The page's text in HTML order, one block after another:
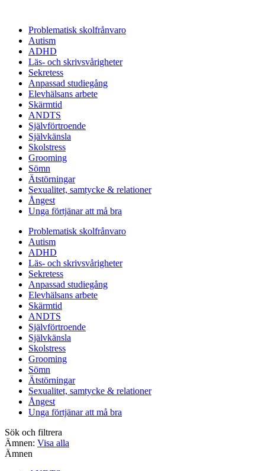
Problematisk skolfrånvaro
Autism
ADHD
Läs- och skrivsvårigheter
Sekretess
Anpassad studiegång
Elevhälsans arbete
Skärmtid
ANDTS
Självförtroende
Självkänsla
Skolstress
Grooming
Sömn
Ätstörningar
Sexualitet, samtycke & relationer
Ångest
Unga förtjänar att må bra
Problematisk skolfrånvaro
Autism
ADHD
Läs- och skrivsvårigheter
Sekretess
Anpassad studiegång
Elevhälsans arbete
Skärmtid
ANDTS
Självförtroende
Självkänsla
Skolstress
Grooming
Sömn
Ätstörningar
Sexualitet, samtycke & relationer
Ångest
Unga förtjänar att må bra
Sök och filtrera
Ämnen: Visa alla
Ämnen